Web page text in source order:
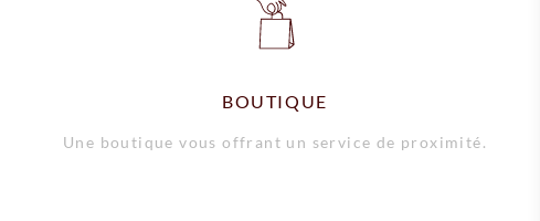
BOUTIQUE
Une boutique vous offrant un service de proximité.